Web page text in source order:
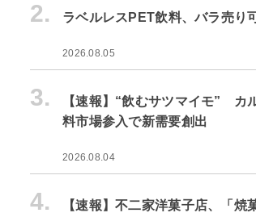
2. ラベルレスPET飲料、バラ売り
2026.08.05
3.
【速報】“飲むサツマイモ” カ
料市場参入で新需要創出
2026.08.04
4.
【速報】不二家洋菓子店、「焼